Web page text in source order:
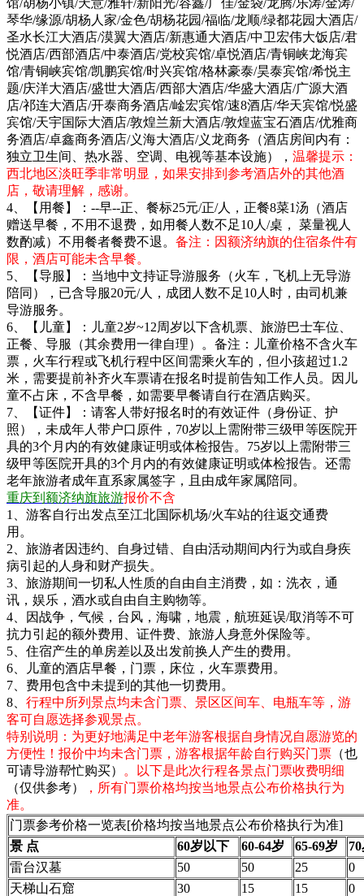
琴华/缘源/胡杨人家/金色/胡杨花园/福临/龙顺/绿都花园大酒店/
圣水长江大酒店/漠翼大酒店/新惠通大酒店/中卫宏伟大饭店/君
悦酒店/西部酒店/中泰酒店/党校宾馆/卓悦酒店/青铜峡龙海宾
馆/青铜峡宾馆/凯鹏宾馆/时兴宾馆/格林豪泰/昊泰宾馆/希悦主
题/庆洋大酒店/盛世大酒店/西部大酒店/华盛大酒店/广源大酒
店/祁连大酒店/开泰商务酒店/崯宏宾馆/速8酒店/华天宾馆/悦盛
宾馆/天宇国际大酒店/敦煌兰新大酒店/敦煌蓝宝石酒店/优雅商
务酒店/卓鑫商务酒店/义海大酒店/义龙商务（酒店房间内有：
独立卫生间、热水器、空调、电视等基本设施）， 温馨提示：
西北地区淡旺季非常明显，如果安排到参考酒店外的其他酒
店，敬请理解，感谢。
4、【用餐】：--早--正、餐标25元/正/人，正餐8菜1汤（酒店
赠送早餐，不用不退费，如用餐人数不足10人/桌， 菜量视人
数酌减）不用餐者餐费不退。 备注：因额济纳旗的住宿条件有
限，酒店可能未含早餐。
5、【导服】：当地中文持证导游服务（火车，飞机上无导游
陪同），已含导服20元/人，成团人数不足10人时，由司机兼
导游服务。
6、【儿童】：儿童2岁~12周岁以下含机票、旅游巴士车位、
正餐、导服（其余费用一律自理）。备注：儿童价格不含火车
票，火车行程或飞机行程中区间需乘火车的，但小孩超过1.2
米，需要提前补齐火车票请在报名时提前告知工作人员。因儿
童不占床，不含早餐，如需要早餐请自行在酒店购买。
7、【证件】：请客人带好报名时的有效证件（身份证、护
照），未成年人带户口原件，70岁以上需附带三级甲等医院开
具的3个月内的有效健康证明或体检报告。75岁以上需附带三
级甲等医院开具的3个月内的有效健康证明或体检报告。还需
老年旅游者成年直系家属签字，且由成年家属陪同。
重庆到额济纳旗旅游报价不含
1、游客自行出发点至江北国际机场/火车站的往返交通费
用。
2、旅游者因违约、自身过错、自由活动期间内行为或自身疾
病引起的人身和财产损失。
3、旅游期间一切私人性质的自由自主消费，如：洗衣，通
讯，娱乐，酒水或自由自主购物等。
4、因战争，气候，台风，海啸，地震，航班延误/取消等不可
抗力引起的额外费用、证件费、旅游人身意外保险等。
5、住宿产生的单房差以及出发前换人产生的费用。
6、儿童的酒店早餐，门票，床位，火车票费用。
7、费用包含中未提到的其他一切费用。
8、 行程中所列景点均未含门票、景区区间车、电瓶车等，游
客可自愿选择参观景点。
特别说明：为更好地满足中老年游客根据自身情况自愿游览的
方便性！报价中均未含门票，游客根据年龄自行购买门票 （也
可请导游帮忙购买）
。以下是此次行程各景点门票收费明细
（仅供参考）
，所有门票价格均按当地景点公布价格执行为
准。
门票参考价格一览表[价格均按当地景点公布价格执行为准]
景 点
60岁以下 60-64岁 65-69岁
雷台汉墓
50 50 25
0
天梯山石窟
30 15 15
0